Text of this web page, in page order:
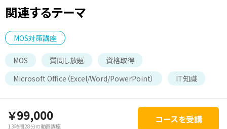
関連するテーマ
MOS対策講座
MOS 質問し放題
資格取得
Microsoft Office（Excel/Word/PowerPoint）
IT知識
￥99,000
13時間28分の動画講座
コースを受講